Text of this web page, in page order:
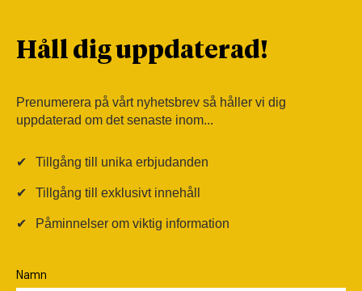
Håll dig uppdaterad!
Prenumerera på vårt nyhetsbrev så håller vi dig
uppdaterad om det senaste inom...
✔ Tillgång till unika erbjudanden
✔ Tillgång till exklusivt innehåll
✔ Påminnelser om viktig information
Namn